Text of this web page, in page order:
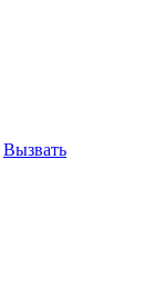
Вызвать